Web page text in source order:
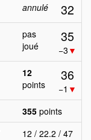
annulé 32
pas
joué
35
−3 ▼
12
points
36
−1 ▼
355 points
12 / 22.2 / 47